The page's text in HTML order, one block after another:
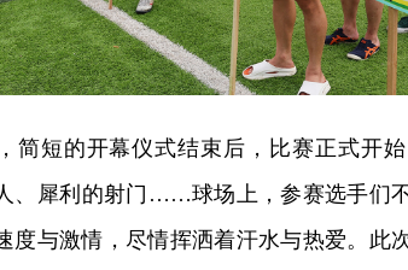
简短的开幕仪式结束后，比赛正式开
、犀利的射门……球场上，参赛选手们
度与激情，尽情挥洒着汗水与热爱。此